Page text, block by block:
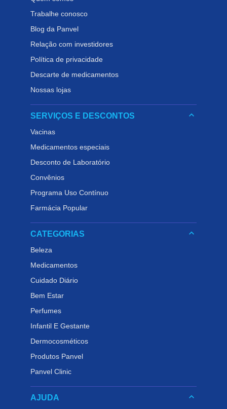
Trabalhe conosco
Blog da Panvel
Relação com investidores
Política de privacidade
Descarte de medicamentos
Nossas lojas
SERVIÇOS E DESCONTOS keyboard_arrow_down
Vacinas
Medicamentos especiais
Desconto de Laboratório
Convênios
Programa Uso Contínuo
Farmácia Popular
CATEGORIAS keyboard_arrow_down
Beleza
Medicamentos
Cuidado Diário
Bem Estar
Perfumes
Infantil E Gestante
Dermocosméticos
Produtos Panvel
Panvel Clinic
AJUDA keyboard_arrow_down